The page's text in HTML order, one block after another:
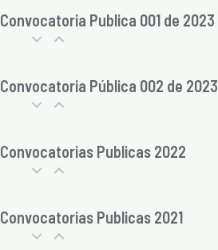
Convocatoria Publica 001 de 2023
Convocatoria Pública 002 de 2023
Convocatorias Publicas 2022
Convocatorias Publicas 2021